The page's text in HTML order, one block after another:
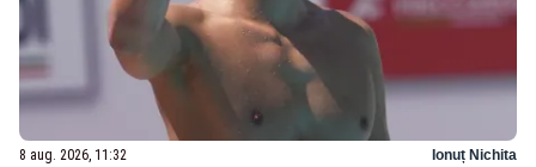
8 aug. 2026, 11:32 Ionuț Nichita